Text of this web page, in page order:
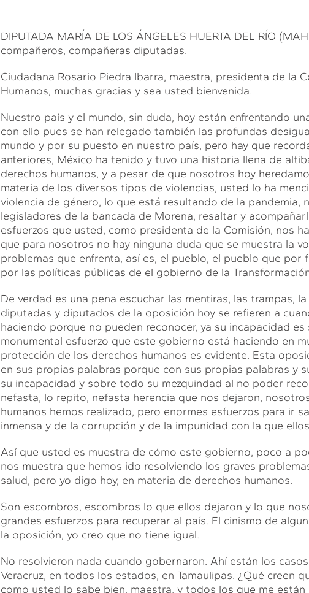
DIPUTADA MARÍA DE LOS ÁNGELES HUERTA DEL RÍO
compañeros, compañeras diputadas.
Ciudadana Rosario Piedra Ibarra, maestra, presidenta de la
Humanos, muchas gracias y sea usted bienvenida.
Nuestro país y el mundo, sin duda, hoy están enfrentando
con ello pues se han relegado también las profundas
mundo y por su puesto en nuestro país, pero hay que
anteriores, México ha tenido y tuvo una historia llena de
derechos humanos, y a pesar de que nosotros hoy
materia de los diversos tipos de violencias, usted lo ha
violencia de género, lo que está resultando de la pandemia,
legisladores de la bancada de Morena, resaltar y
esfuerzos que usted, como presidenta de la Comisión, nos
que para nosotros no hay ninguna duda que se muestra la
problemas que enfrenta, así es, el pueblo, el pueblo que
por las políticas públicas de el gobierno de la
De verdad es una pena escuchar las mentiras, las trampas,
diputadas y diputados de la oposición hoy se refieren a
haciendo porque no pueden reconocer, ya su incapacidad
monumental esfuerzo que este gobierno está haciendo en
protección de los derechos humanos es evidente. Esta
en sus propias palabras porque con sus propias palabras y
su incapacidad y sobre todo su mezquindad al no poder
nefasta, lo repito, nefasta herencia que nos dejaron,
humanos hemos realizado, pero enormes esfuerzos para ir
inmensa y de la corrupción y de la impunidad con la que
Así que usted es muestra de cómo este gobierno, poco a
nos muestra que hemos ido resolviendo los graves
salud, pero yo digo hoy, en materia de derechos humanos.
Son escombros, escombros lo que ellos dejaron y lo que
grandes esfuerzos para recuperar al país. El cinismo de
la oposición, yo creo que no tiene igual.
No resolvieron nada cuando gobernaron. Ahí están los
Veracruz, en todos los estados, en Tamaulipas. ¿Qué creen
como usted lo sabe bien, maestra, y todos los que me